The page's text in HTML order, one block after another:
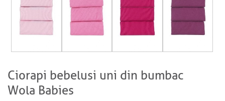
Ciorapi bebelusi uni din bumbac
Wola Babies